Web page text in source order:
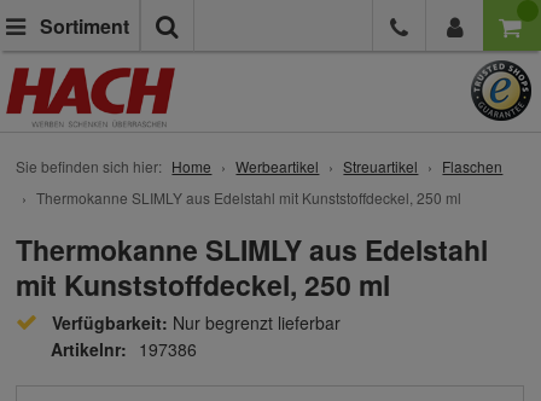
Sortiment
Sie befinden sich hier: Home Werbeartikel Streuartikel
Flaschen
Thermokanne SLIMLY aus Edelstahl mit Kunststoffdeckel, 250 ml
Thermokanne SLIMLY aus Edelstahl
mit Kunststoffdeckel, 250 ml
Verfügbarkeit: Nur begrenzt lieferbar
Artikelnr: 197386